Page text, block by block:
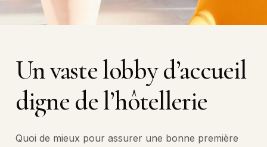
Unvastelobbyd’accueil
dignedel’hôtellerie
Quoi de mieux pour assurer une bonne première